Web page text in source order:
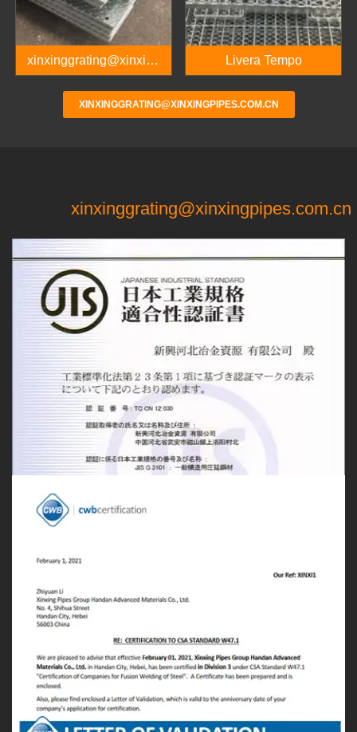
xinxinggrating@xinxing
pipes.com.cn
Livera Tempo
XINXINGGRATING@XINXINGPIPES.COM.CN
xinxinggrating@xinxingpipes.com.cn